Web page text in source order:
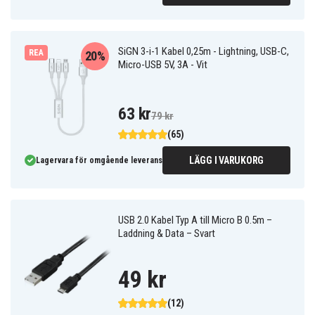
REA
SiGN 3-i-1 Kabel 0,25m - Lightning, USB-C,
Micro-USB 5V, 3A - Vit
(65)
20%
63 kr79 kr
Lagervara för omgående leverans LÄGG I VARUKORG
USB 2.0 Kabel Typ A till Micro B 0.5m –
Laddning & Data – Svart
(12)
49 kr